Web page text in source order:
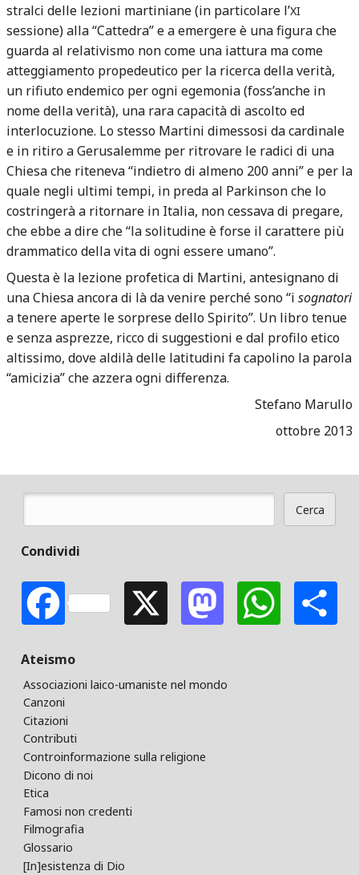
stralci delle lezioni martiniane (in particolare l’XI
sessione) alla “Cattedra” e a emergere è una figura che
guarda al relativismo non come una iattura ma come
atteggiamento propedeutico per la ricerca della verità,
un rifiuto endemico per ogni egemonia (foss’anche in
nome della verità), una rara capacità di ascolto ed
interlocuzione. Lo stesso Martini dimessosi da cardinale
e in ritiro a Gerusalemme per ritrovare le radici di una
Chiesa che riteneva “indietro di almeno 200 anni” e per la
quale negli ultimi tempi, in preda al Parkinson che lo
costringerà a ritornare in Italia, non cessava di pregare,
che ebbe a dire che “la solitudine è forse il carattere più
drammatico della vita di ogni essere umano”.
Questa è la lezione profetica di Martini, antesignano di
una Chiesa ancora di là da venire perché sono “i sognatori
a tenere aperte le sorprese dello Spirito”. Un libro tenue
e senza asprezze, ricco di suggestioni e dal profilo etico
altissimo, dove aldilà delle latitudini fa capolino la parola
“amicizia” che azzera ogni differenza.
Stefano Marullo
ottobre 2013
Cerca
Condividi
FacebookX Mastodon
Ateismo
Associazioni laico-umaniste nel mondo
Canzoni
Citazioni
Contributi
Controinformazione sulla religione
Dicono di noi
Etica
Famosi non credenti
Filmografia
Glossario
[In]esistenza di Dio